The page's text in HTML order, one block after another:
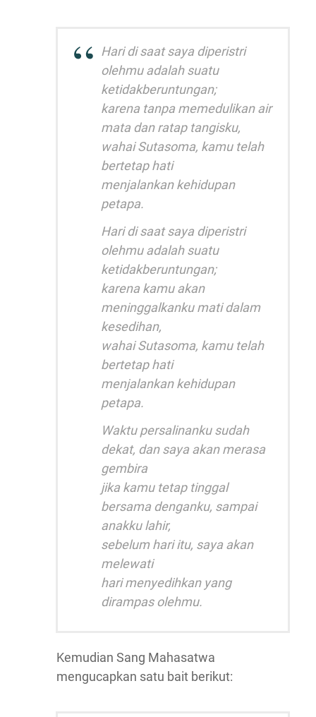
Hari di saat saya diperistri
olehmu adalah suatu
ketidakberuntungan;
karena tanpa memedulikan air
mata dan ratap tangisku,
wahai Sutasoma, kamu telah
bertetap hati
menjalankan kehidupan
petapa.
Hari di saat saya diperistri
olehmu adalah suatu
ketidakberuntungan;
karena kamu akan
meninggalkanku mati dalam
kesedihan,
wahai Sutasoma, kamu telah
bertetap hati
menjalankan kehidupan
petapa.
Waktu persalinanku sudah
dekat, dan saya akan merasa
gembira
jika kamu tetap tinggal
bersama denganku, sampai
anakku lahir,
sebelum hari itu, saya akan
melewati
hari menyedihkan yang
dirampas olehmu.
Kemudian Sang Mahasatwa
mengucapkan satu bait berikut: